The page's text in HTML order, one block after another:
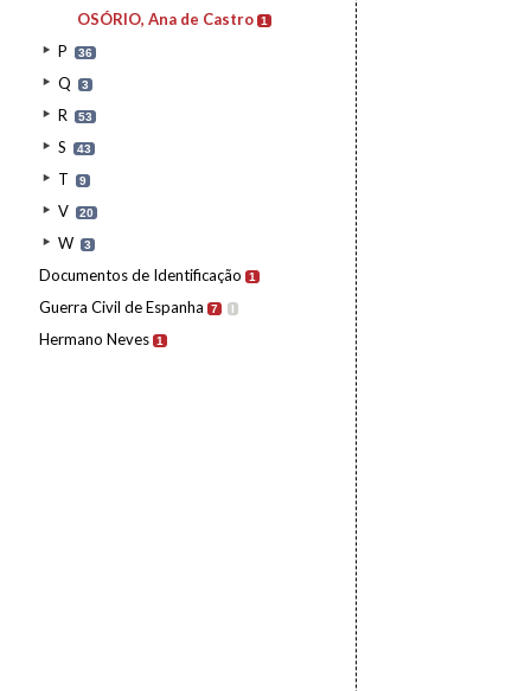
OSÓRIO, Ana de Castro 1
P 36
Q 3
R 53
S 43
T 9
V 20
W 3
Documentos de Identificação 1
Guerra Civil de Espanha 7 I
Hermano Neves 1